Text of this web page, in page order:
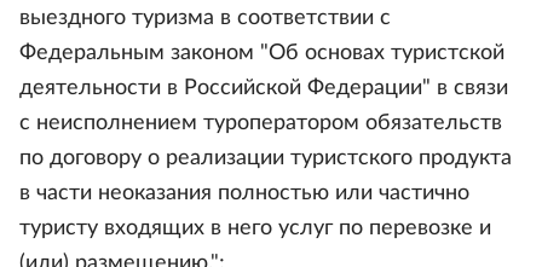
выездного туризма в соответствии с
Федеральным законом "Об основах туристской
деятельности в Российской Федерации" в связи
с неисполнением туроператором обязательств
по договору о реализации туристского продукта
в части неоказания полностью или частично
туристу входящих в него услуг по перевозке и